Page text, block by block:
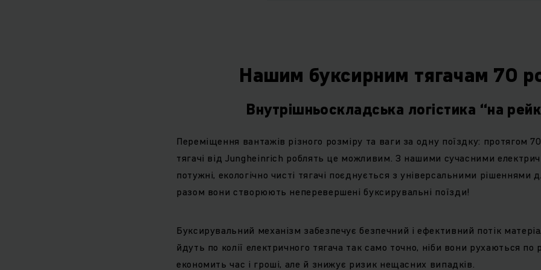
приміщеннях.
Буксирні тягачі з високою курсовою
Індивідуальні рішення для зчеплення дозволяють використовувати наші
рядом різних типів причепів, які можна з’єднати, щоб сформувати
використовувати як стандартні муфти (наприклад, роз'ємні муфти), так і
Буксирні потяги рухаються від станції до станції за заздалегідь
кожній зупинці. Це дозволяє перевозити велику кількість вантажів
кілька тягачів, що значно скорочує час у дорозі.
Нашим буксирним тягачам 70
Внутрішньоскладська логістика “на
Переміщення вантажів різного розміру та ваги за одну поїздку: протягом
тягачі від Jungheinrich роблять це можливим. З нашими сучасними
потужні, екологічно чисті тягачі поєднується з універсальними рішеннями
разом вони створюють неперевершені буксирувальні поїзди!
Буксирувальний механізм забезпечує безпечний і ефективний потік
йдуть по колії електричного тягача так само точно, ніби вони рухаються по
економить час і гроші, але й знижує ризик нещасних випадків.